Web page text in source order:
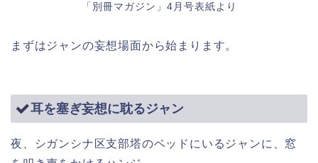
「別冊マガジン」4月号表紙より
まずはジャンの妄想場面から始まります。
耳を塞ぎ妄想に耽るジャン
夜、シガンシナ区支部塔のベッドにいるジャンに、窓